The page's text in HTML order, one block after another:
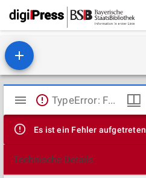
Mirador
Viewer
TypeError: Failed to fetch
Es ist ein Fehler aufgetreten
Technische Details